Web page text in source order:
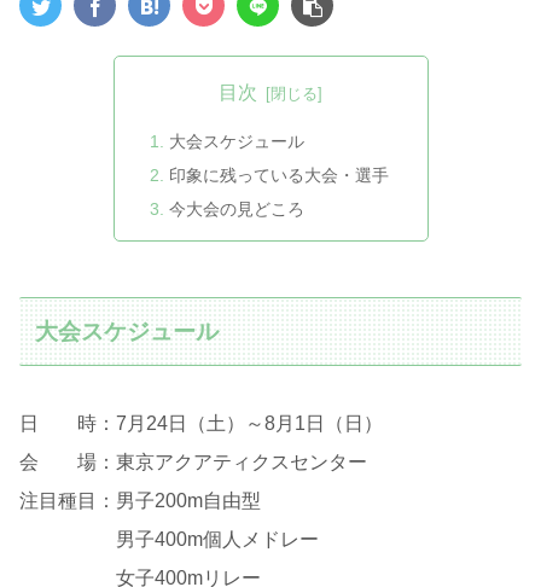
目次
大会スケジュール
印象に残っている大会・選手
今大会の見どころ
大会スケジュール
日 時：7月24日（土）～8月1日（日）
会 場：東京アクアティクスセンター
注目種目：男子200m自由型
男子400m個人メドレー
女子400mリレー